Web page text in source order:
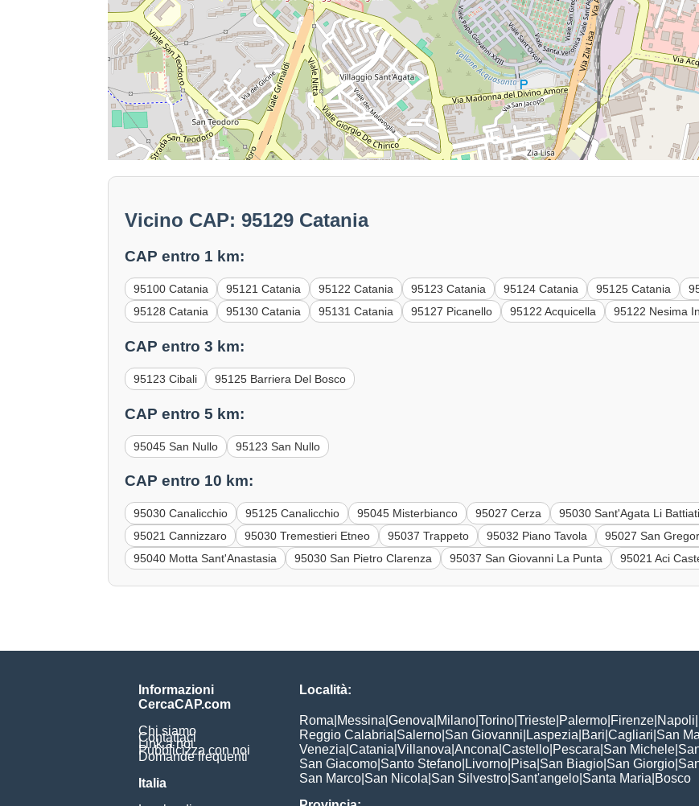
Vicino CAP: 95129 Catania
CAP entro 1 km:
95100 Catania 95121 Catania 95122 Catania 95123 Catania 95124 Catania 95125 Catania
95128 Catania
95130 Catania 95131 Catania 95127 Picanello 95122 Acquicella 95122 Nesima
CAP entro 3 km:
95123 Cibali 95125 Barriera Del Bosco
CAP entro 5 km:
95045 San Nullo 95123 San Nullo
CAP entro 10 km:
95030 Canalicchio 95125 Canalicchio 95045 Misterbianco 95027 Cerza 95030 Sant'Agata Li Battiati
95021 Cannizzaro
95030 Tremestieri Etneo 95037 Trappeto 95032 Piano Tavola 95027 San
95040 Motta Sant'Anastasia
95030 San Pietro Clarenza 95037 San Giovanni La Punta 95021 Aci
Informazioni
CercaCAP.com
Chi siamo
Contattaci
Link a noi
Pubblicizza con noi
Domande frequenti
Italia
Località:
Roma Messina Genova Milano Torino Trieste Palermo Firenze Napoli
Reggio Calabria Salerno San Giovanni Laspezia Bari Cagliari San
Venezia Catania Villanova Ancona Castello Pescara San Michele
San Giacomo Santo Stefano Livorno Pisa San Biagio San Giorgio
San Marco San Nicola San Silvestro Sant'angelo Santa Maria Bosco